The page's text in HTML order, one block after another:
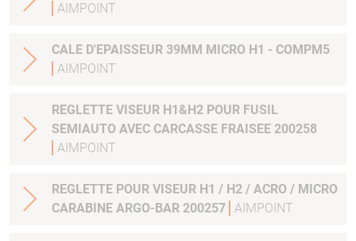
AIMPOINT
CALE D'EPAISSEUR 39MM MICRO H1 - COMPM5
AIMPOINT
REGLETTE VISEUR H1&H2 POUR FUSIL
SEMIAUTO AVEC CARCASSE FRAISEE 200258
AIMPOINT
REGLETTE POUR VISEUR H1 / H2 / ACRO / MICRO
CARABINE ARGO-BAR 200257 AIMPOINT